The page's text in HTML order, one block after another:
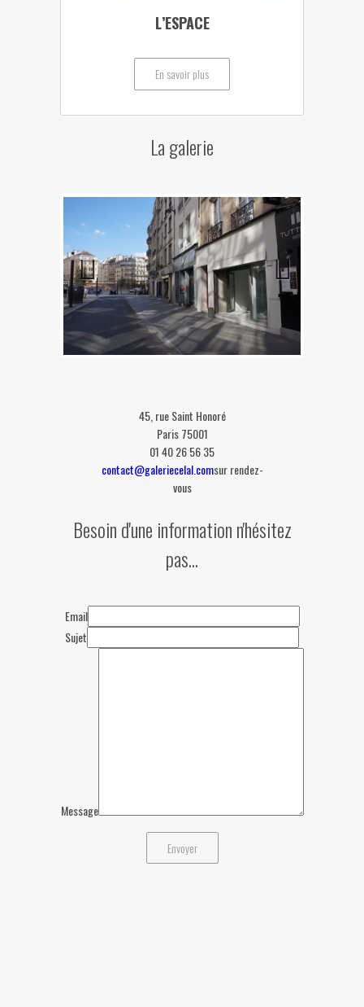
L’ESPACE
En savoir plus
La galerie
45, rue Saint Honoré
Paris 75001
01 40 26 56 35
contact@galeriecelal.comsur rendez-
vous
Besoin d'une information n'hésitez
pas...
Email
Sujet
Message